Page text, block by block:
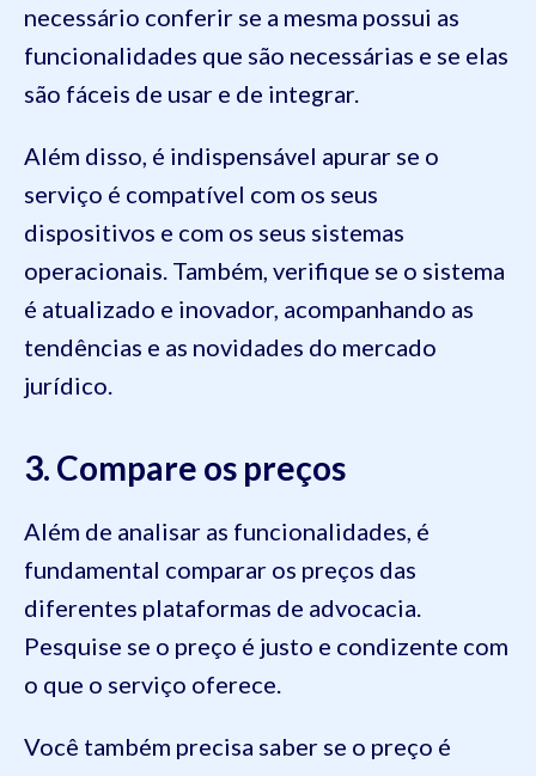
necessário conferir se a mesma possui as
funcionalidades que são necessárias e se elas
são fáceis de usar e de integrar.
Além disso, é indispensável apurar se o
serviço é compatível com os seus
dispositivos e com os seus sistemas
operacionais. Também, verifique se o sistema
é atualizado e inovador, acompanhando as
tendências e as novidades do mercado
jurídico.
3. Compare os preços
Além de analisar as funcionalidades, é
fundamental comparar os preços das
diferentes plataformas de advocacia.
Pesquise se o preço é justo e condizente com
o que o serviço oferece.
Você também precisa saber se o preço é